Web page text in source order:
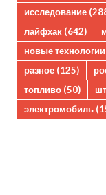
исследование
лайфхак (642)
новые технологии
разное (125)
топливо (50)
электромобиль